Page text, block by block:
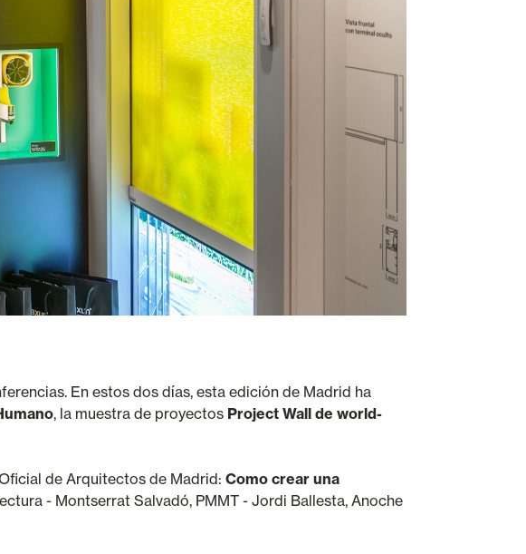
En estos dos días, esta edición de Madrid ha
, la muestra de proyectos Project Wall de world-
de Arquitectos de Madrid: Como crear una
- Montserrat Salvadó, PMMT - Jordi Ballesta, Anoche